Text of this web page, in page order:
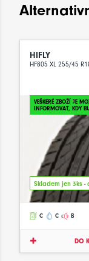
HIFLY
HF805 XL 255/45
VEŠKERÉ ZBOŽÍ JE
INFORMOVAT, KDY
Skladem jen 3ks -
C C B
DO